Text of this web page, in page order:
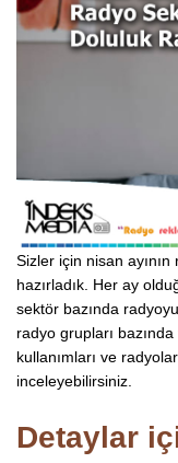
Sizler için nisan
hazırladık. Her ay
sektör bazında
radyo grupları
kullanımları ve
inceleyebilirsiniz.
Detaylar